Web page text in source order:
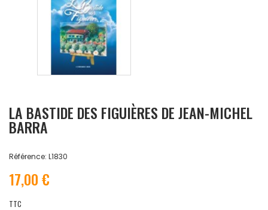
LA BASTIDE DES FIGUIÈRES DE JEAN-MICHEL
BARRA
Référence: L1830
17,00 €
TTC